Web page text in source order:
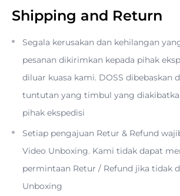
lepas, kuat dan tahan lama
• Sesuai standar professional-grade
Neutrik® connectors
• Kawat terbuat dari tembaga bebas
3N, memiliki konduktivitas yang baik
• Kabel lentur berkualitas, sesuai untuk
DIY wiring
Shipping and Return
Segala kerusakan dan kehilangan
pesanan dikirimkan kepada pihak
diluar kuasa kami. DOSS dibebaskan
tuntutan yang timbul yang
pihak ekspedisi
Setiap pengajuan Retur & Refund
Video Unboxing. Kami tidak dapat
permintaan Retur / Refund jika tidak
Unboxing